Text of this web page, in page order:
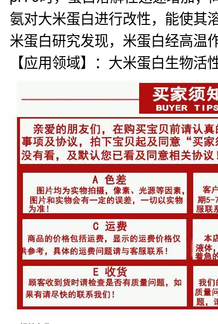
氨对大米蛋白进行改性，能使其
米蛋白研究发现，米蛋白经高温
【应用领域】：大米蛋白生物